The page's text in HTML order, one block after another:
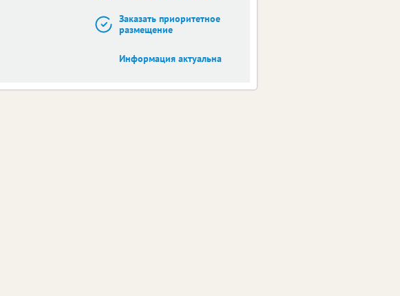
Заказать приоритетное
размещение
Информация актуальна